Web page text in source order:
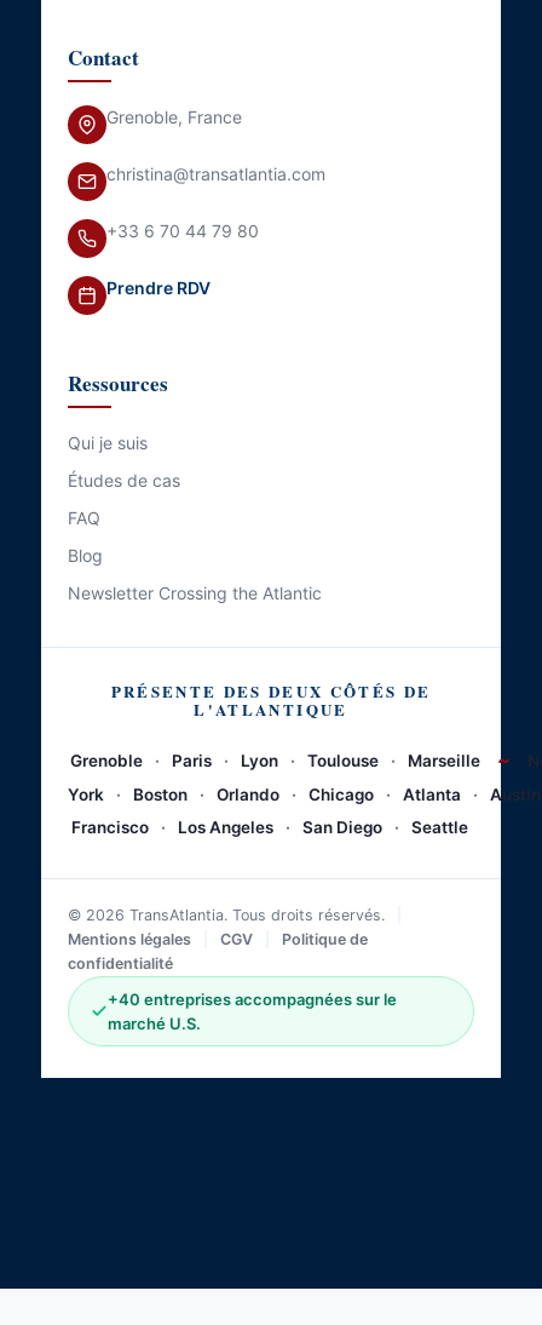
Contact
Grenoble, France
christina@transatlantia.com
+33 6 70 44 79 80
Prendre RDV
Ressources
Qui je suis
Études de cas
FAQ
Blog
Newsletter Crossing the Atlantic
PRÉSENTE DES DEUX CÔTÉS DE
L'ATLANTIQUE
Grenoble · Paris · Lyon · Toulouse · Marseille ~
York
· Boston · Orlando · Chicago · Atlanta ·
Austin
Francisco
· Los Angeles · San Diego · Seattle
© 2026 TransAtlantia. Tous droits réservés.
Mentions légales
CGV
Politique de
confidentialité
+40 entreprises accompagnées sur le
marché U.S.